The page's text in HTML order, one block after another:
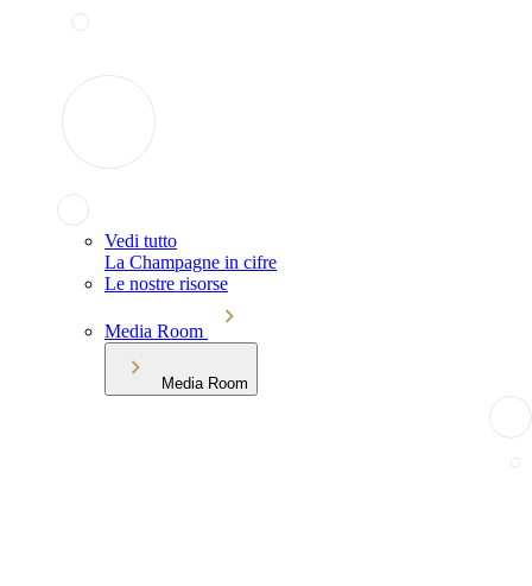
Vedi tutto
La Champagne in cifre
Le nostre risorse
Media Room
Media Room